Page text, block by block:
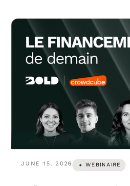
JUNE 15, 2026 WEBINAIRE